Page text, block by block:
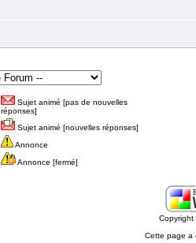
Sujet animé [pas de nouvelles
réponses]
Sujet animé [nouvelles réponses]
Annonce
Annonce [fermé]
Cette page a